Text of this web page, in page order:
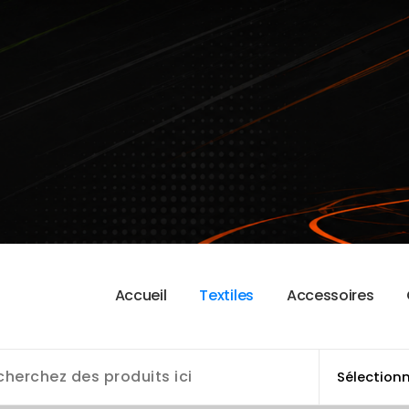
Accueil Textiles Accessoires